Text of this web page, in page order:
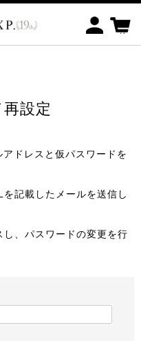
設定
ドレスと仮パスワードを
記載したメールを送信し
、パスワードの変更を行